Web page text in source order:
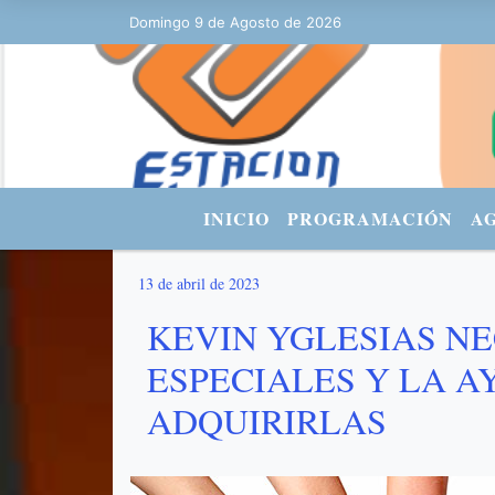
Domingo 9 de Agosto de 2026
Hoy es Domingo 9 de Agosto de 2026
INICIO PROGRAMACIÓN
13 de abril de 2023
KEVIN YGLESIAS
ESPECIALES Y LA
ADQUIRIRLAS